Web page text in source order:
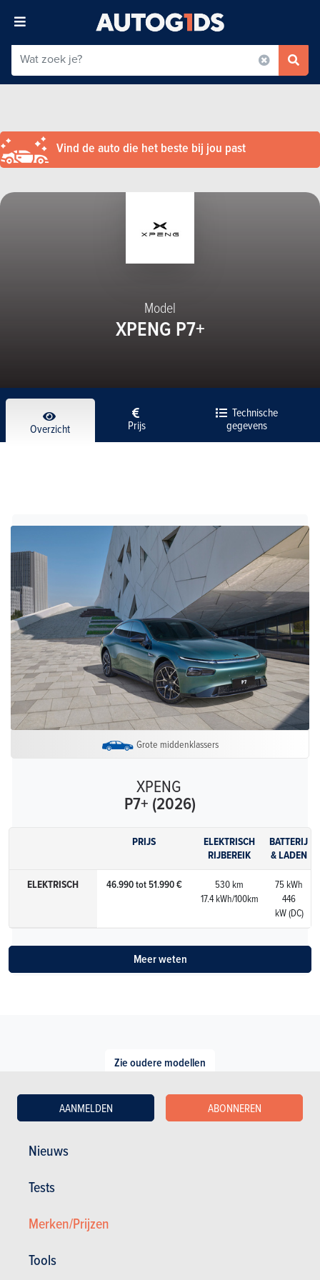
Nieuws
Tests
Merken/Prijzen
Tools
AANMELDEN ABONNEREN
Vind de auto die het beste bij jou past
Model
XPENG P7+
Overzicht Prijs
Technische
gegevens
Grote middenklassers
XPENG
P7+ (2026)
PRIJS
ELEKTRISCH
RIJBEREIK
BATTERIJ
& LADEN
ELEKTRISCH
46.990 tot 51.990 €
530 km
17.4 kWh/100km
75 kWh
446
kW (DC)
Meer weten
Zie oudere modellen